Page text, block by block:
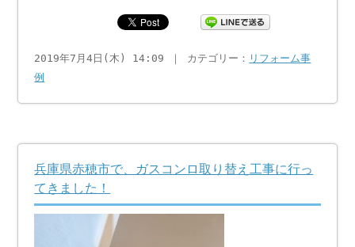
2019年7月4日(木) 14:09 ｜ カテゴリー： リフォーム事
例
兵庫県赤穂市で、ガスコンロ取り替え工事に行っ
てきました！